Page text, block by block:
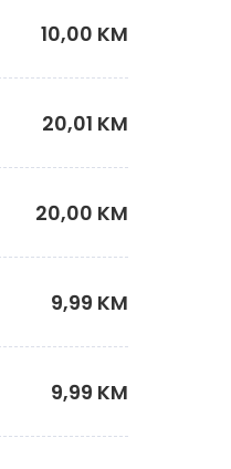
10,00 KM
20,01 KM
20,00 KM
9,99 KM
9,99 KM